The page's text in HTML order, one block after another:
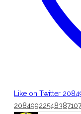
Like on Twitter